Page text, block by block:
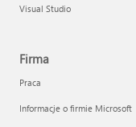
Visual Studio
Firma
Praca
Informacje o firmie Microsoft